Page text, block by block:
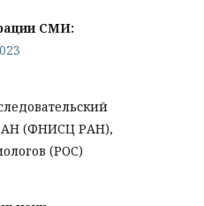
СМИ:
(ФНИСЦ РАН),
(РОС)